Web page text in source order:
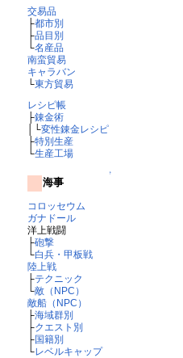
交易品
├都市別
├品目別
└名産品
南蛮貿易
キャラバン
└東方貿易
レシピ帳
├錬金術
│└変性錬金レシピ
├特別生産
└生産工場
↑
海事
コロッセウム
ガナドール
洋上戦闘
├砲撃
└白兵・甲板戦
陸上戦
├テクニック
└敵（NPC）
敵船（NPC）
├海域群別
├クエスト別
├国籍別
└レベルキャップ